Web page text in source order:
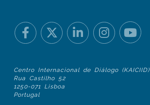
Centro Internacional de Diálogo (KAICIID)
Rua Castilho 52
1250-071 Lisboa
Portugal